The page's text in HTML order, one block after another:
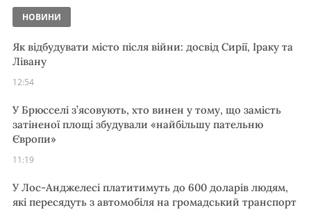
НОВИНИ
Як відбудувати місто після війни: досвід Сирії, Іраку та
Лівану
12:54
У Брюсселі з’ясовують, хто винен у тому, що замість
затіненої площі збудували «найбільшу пательню
Європи»
11:19
У Лос-Анджелесі платитимуть до 600 доларів людям,
які пересядуть з автомобіля на громадський транспорт